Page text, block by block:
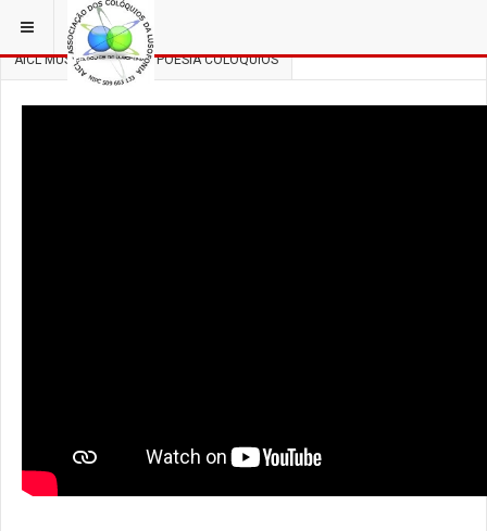
ESTÁ EM... 3 COLÓQUIOS
AICL MÚSICA, DANÇA E POESIA COLÓQUIOS